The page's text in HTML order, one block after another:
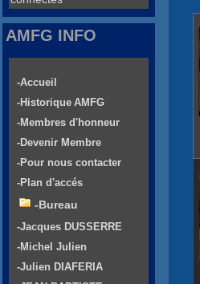
AMFG INFO
-Accueil
-Historique AMFG
-Membres d'honneur
-Devenir Membre
-Pour nous contacter
-Plan d'accés
-Bureau
-Jacques DUSSERRE
-Michel Julien
-Julien DIAFERIA